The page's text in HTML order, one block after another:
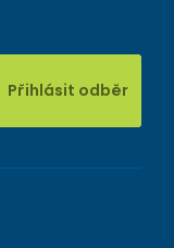
Přihlásit odběr